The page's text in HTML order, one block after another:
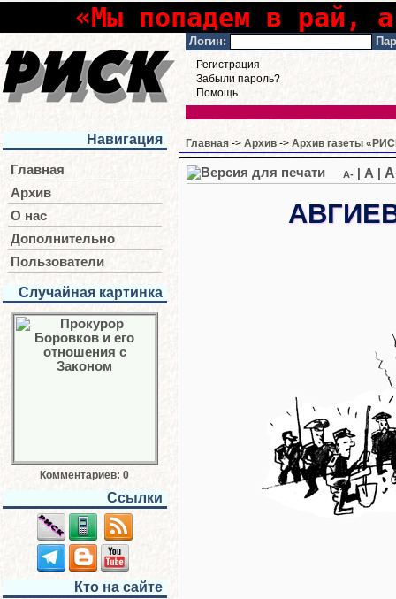
«Мы попадем в рай,
Логин:
Регистрация
Забыли пароль?
Помощь
Навигация
Главная
Архив
О нас
Дополнительно
Пользователи
Случайная картинка
Комментариев: 0
Ссылки
Кто на сайте
Главная -> Архив -> Архив газеты
A- A